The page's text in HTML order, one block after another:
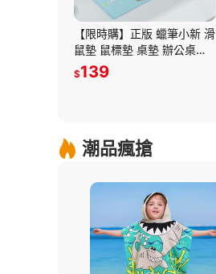
【限時購】正版 蠟筆小新 滑
鼠墊 鼠標墊 桌墊 辦公桌墊
防滑墊 新之助 【ROCK】
$139
潮品瘋搶